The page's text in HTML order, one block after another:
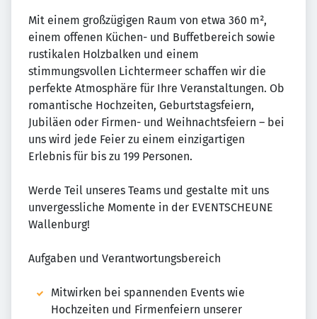
Mit einem großzügigen Raum von etwa 360 m²,
einem offenen Küchen- und Buffetbereich sowie
rustikalen Holzbalken und einem
stimmungsvollen Lichtermeer schaffen wir die
perfekte Atmosphäre für Ihre Veranstaltungen. Ob
romantische Hochzeiten, Geburtstagsfeiern,
Jubiläen oder Firmen- und Weihnachtsfeiern – bei
uns wird jede Feier zu einem einzigartigen
Erlebnis für bis zu 199 Personen.
Werde Teil unseres Teams und gestalte mit uns
unvergessliche Momente in der EVENTSCHEUNE
Wallenburg!
Aufgaben und Verantwortungsbereich
Mitwirken bei spannenden Events wie
Hochzeiten und Firmenfeiern unserer